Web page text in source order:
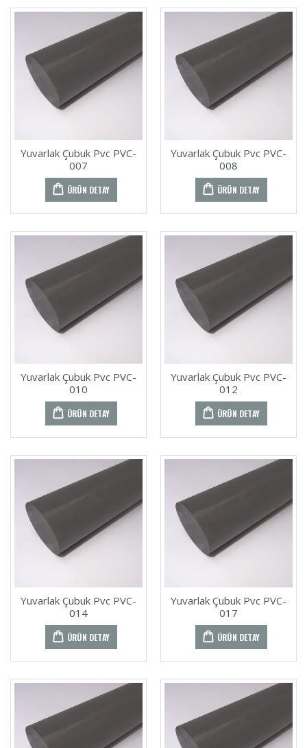
Yuvarlak Çubuk Pvc PVC-
007
ÜRÜN DETAY
Yuvarlak Çubuk Pvc PVC-
008
ÜRÜN DETAY
Yuvarlak Çubuk Pvc PVC-
010
ÜRÜN DETAY
Yuvarlak Çubuk Pvc PVC-
012
ÜRÜN DETAY
Yuvarlak Çubuk Pvc PVC-
014
ÜRÜN DETAY
Yuvarlak Çubuk Pvc PVC-
017
ÜRÜN DETAY